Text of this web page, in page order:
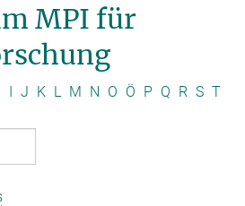
MPI für
I J K L M N O Ö P Q R S T